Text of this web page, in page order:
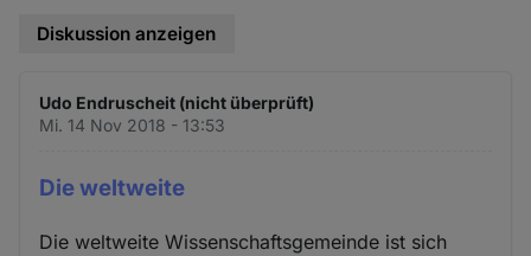
Diskussion anzeigen
Udo Endruscheit (nicht überprüft)
Mi. 14 Nov 2018 - 13:53
Die weltweite
Die weltweite Wissenschaftsgemeinde ist sich